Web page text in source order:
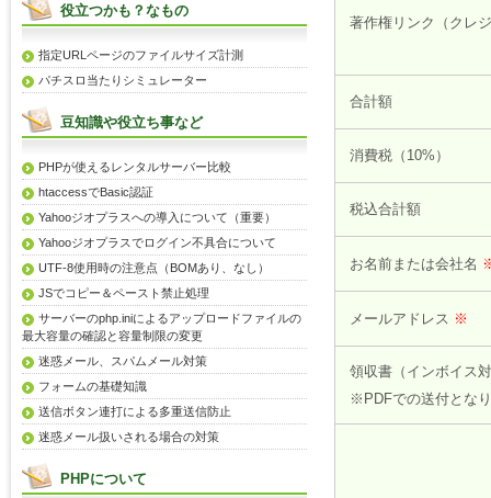
著作権リンク（クレ
合計額
消費税（10%）
税込合計額
お名前または会社名
メールアドレス ※
領収書（インボイス
※PDFでの送付とな
役立つかも？なもの
指定URLページのファイルサイズ計測
パチスロ当たりシミュレーター
豆知識や役立ち事など
PHPが使えるレンタルサーバー比較
htaccessでBasic認証
Yahooジオプラスへの導入について（重要）
Yahooジオプラスでログイン不具合について
UTF-8使用時の注意点（BOMあり、なし）
JSでコピー＆ペースト禁止処理
サーバーのphp.iniによるアップロードファイルの
最大容量の確認と容量制限の変更
迷惑メール、スパムメール対策
フォームの基礎知識
送信ボタン連打による多重送信防止
迷惑メール扱いされる場合の対策
PHPについて